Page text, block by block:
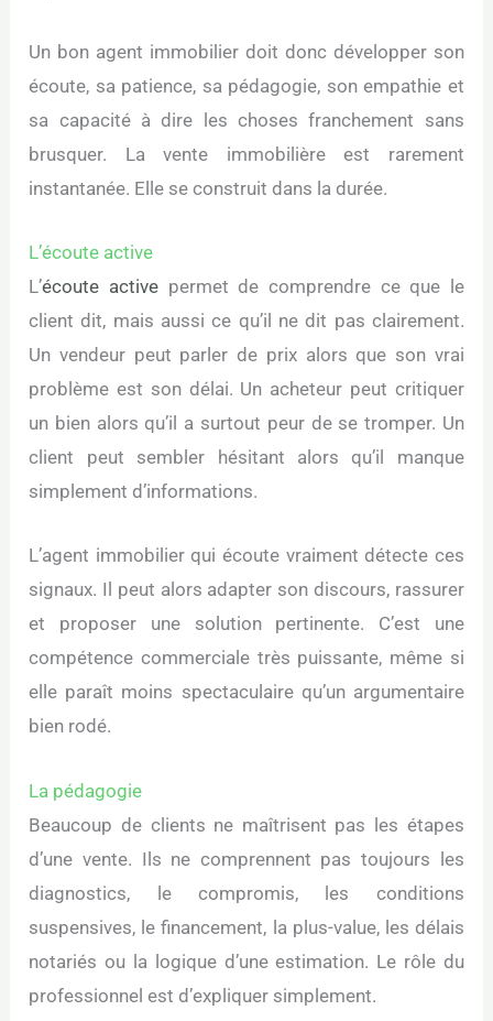
Un bon agent immobilier doit donc développer son
écoute, sa patience, sa pédagogie, son empathie et
sa capacité à dire les choses franchement sans
brusquer. La vente immobilière est rarement
instantanée. Elle se construit dans la durée.
L’écoute active
L’écoute activepermet de comprendre ce que le
client dit, mais aussi ce qu’il ne dit pas clairement.
Un vendeur peut parler de prix alors que son vrai
problème est son délai. Un acheteur peut critiquer
un bien alors qu’il a surtout peur de se tromper. Un
client peut sembler hésitant alors qu’il manque
simplement d’informations.
L’agent immobilier qui écoute vraiment détecte ces
signaux. Il peut alors adapter son discours, rassurer
et proposer une solution pertinente. C’est une
compétence commerciale très puissante, même si
elle paraît moins spectaculaire qu’un argumentaire
bien rodé.
La pédagogie
Beaucoup de clients ne maîtrisent pas les étapes
d’une vente. Ils ne comprennent pas toujours les
diagnostics, le compromis, les conditions
suspensives, le financement, la plus-value, les délais
notariés ou la logique d’une estimation. Le rôle du
professionnel est d’expliquer simplement.